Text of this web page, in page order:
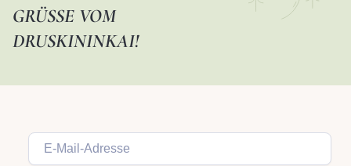
GRÜSSE VOM D
RUSKININKAI!